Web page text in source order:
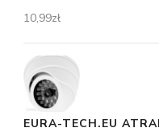
10,99zł
EURA-TECH.EU